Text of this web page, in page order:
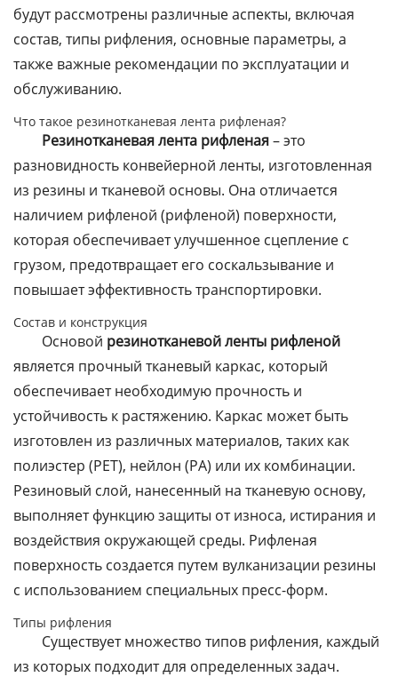
будут рассмотрены различные аспекты, включая
состав, типы рифления, основные параметры, а
также важные рекомендации по эксплуатации и
обслуживанию.
Что такое резинотканевая лента рифленая?
Резинотканевая лента рифленая– это
разновидность конвейерной ленты, изготовленная
из резины и тканевой основы. Она отличается
наличием рифленой (рифленой) поверхности,
которая обеспечивает улучшенное сцепление с
грузом, предотвращает его соскальзывание и
повышает эффективность транспортировки.
Состав и конструкция
Основой резинотканевой ленты рифленой
является прочный тканевый каркас, который
обеспечивает необходимую прочность и
устойчивость к растяжению. Каркас может быть
изготовлен из различных материалов, таких как
полиэстер (PET), нейлон (PA) или их комбинации.
Резиновый слой, нанесенный на тканевую основу,
выполняет функцию защиты от износа, истирания и
воздействия окружающей среды. Рифленая
поверхность создается путем вулканизации резины
с использованием специальных пресс-форм.
Типы рифления
Существует множество типов рифления, каждый
из которых подходит для определенных задач.